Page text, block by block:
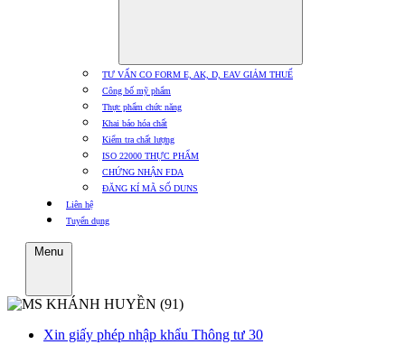
TƯ VẤN CO FORM E, AK, D, EAV GIẢM THUẾ
Công bố mỹ phẩm
Thực phẩm chức năng
Khai báo hóa chất
Kiểm tra chất lượng
ISO 22000 THỰC PHẨM
CHỨNG NHẬN FDA
ĐĂNG KÍ MÃ SỐ DUNS
Liên hệ
Tuyển dụng
Menu
Xin giấy phép nhập khẩu Thông tư 30